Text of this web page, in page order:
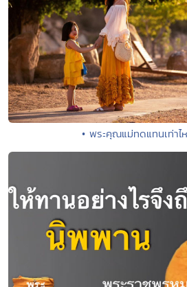
• พระคุณแม่ทดแทนเท่าไ